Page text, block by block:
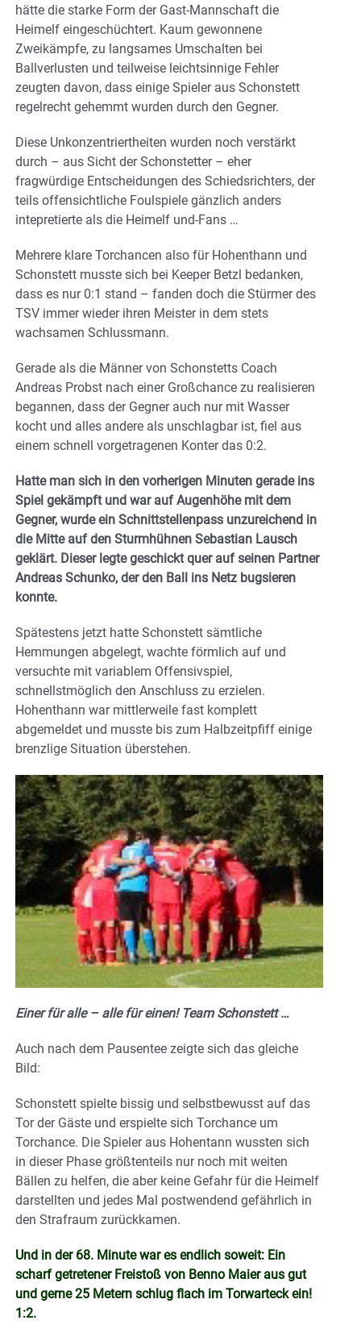
hätte die starke Form der Gast-Mannschaft die
Heimelf eingeschüchtert. Kaum gewonnene
Zweikämpfe, zu langsames Umschalten bei
Ballverlusten und teilweise leichtsinnige Fehler
zeugten davon, dass einige Spieler aus Schonstett
regelrecht gehemmt wurden durch den Gegner.
Diese Unkonzentriertheiten wurden noch verstärkt
durch – aus Sicht der Schonstetter – eher
fragwürdige Entscheidungen des Schiedsrichters, der
teils offensichtliche Foulspiele gänzlich anders
intepretierte als die Heimelf und-Fans …
Mehrere klare Torchancen also für Hohenthann und
Schonstett musste sich bei Keeper Betzl bedanken,
dass es nur 0:1 stand – fanden doch die Stürmer des
TSV immer wieder ihren Meister in dem stets
wachsamen Schlussmann.
Gerade als die Männer von Schonstetts Coach
Andreas Probst nach einer Großchance zu realisieren
begannen, dass der Gegner auch nur mit Wasser
kocht und alles andere als unschlagbar ist, fiel aus
einem schnell vorgetragenen Konter das 0:2.
Hatte man sich in den vorherigen Minuten gerade ins
Spiel gekämpft und war auf Augenhöhe mit dem
Gegner, wurde ein Schnittstellenpass unzureichend in
die Mitte auf den Sturmhühnen Sebastian Lausch
geklärt. Dieser legte geschickt quer auf seinen Partner
Andreas Schunko, der den Ball ins Netz bugsieren
konnte.
Spätestens jetzt hatte Schonstett sämtliche
Hemmungen abgelegt, wachte förmlich auf und
versuchte mit variablem Offensivspiel,
schnellstmöglich den Anschluss zu erzielen.
Hohenthann war mittlerweile fast komplett
abgemeldet und musste bis zum Halbzeitpfiff einige
brenzlige Situation überstehen.
Einer für alle – alle für einen! Team Schonstett …
Auch nach dem Pausentee zeigte sich das gleiche
Bild:
Schonstett spielte bissig und selbstbewusst auf das
Tor der Gäste und erspielte sich Torchance um
Torchance. Die Spieler aus Hohentann wussten sich
in dieser Phase größtenteils nur noch mit weiten
Bällen zu helfen, die aber keine Gefahr für die Heimelf
darstellten und jedes Mal postwendend gefährlich in
den Strafraum zurückkamen.
Und in der 68. Minute war es endlich soweit: Ein
scharf getretener Freistoß von Benno Maier aus gut
und gerne 25 Metern schlug flach im Torwarteck ein!
1:2.